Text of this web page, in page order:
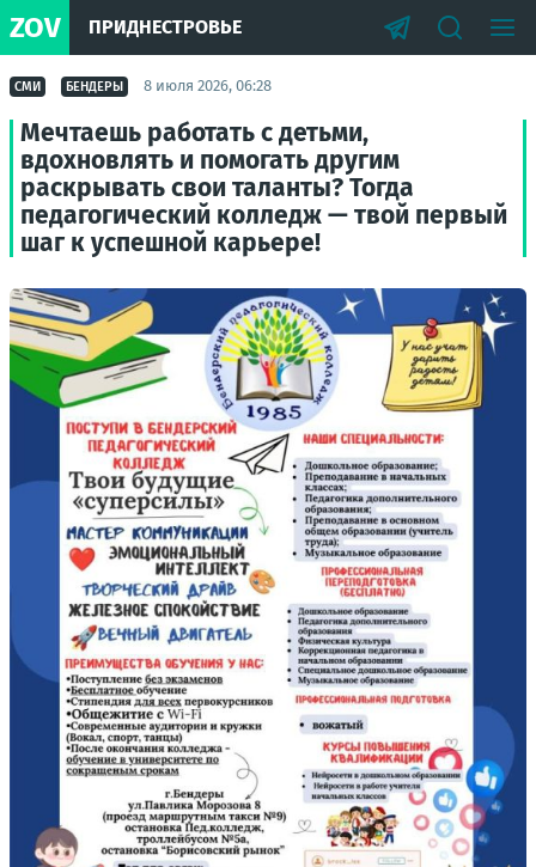
ZOV ПРИДНЕСТРОВЬЕ
СМИ БЕНДЕРЫ 8 июля 2026, 06:28
Мечтаешь работать с детьми,
вдохновлять и помогать другим
раскрывать свои таланты? Тогда
педагогический колледж — твой первый
шаг к успешной карьере!